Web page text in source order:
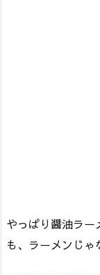
やっぱり醤油ラー
も、ラーメンじゃ